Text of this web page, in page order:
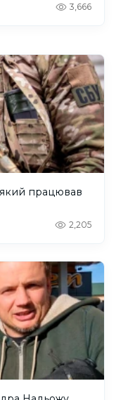
3,666
який працював
2,205